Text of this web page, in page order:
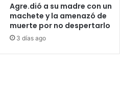
Agre.dió a su madre con un
machete y la amenazó de
muerte por no despertarlo
3 días ago